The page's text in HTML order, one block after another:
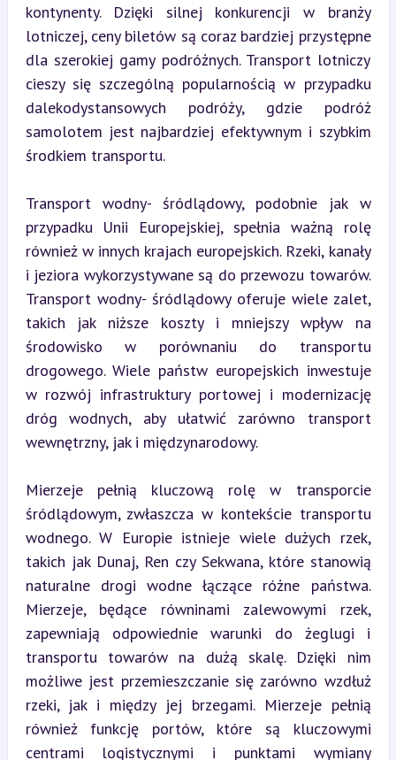
kontynenty. Dzięki silnej konkurencji w branży
lotniczej, ceny biletów są coraz bardziej przystępne
dla szerokiej gamy podróżnych. Transport lotniczy
cieszy się szczególną popularnością w przypadku
dalekodystansowych podróży, gdzie podróż
samolotem jest najbardziej efektywnym i szybkim
środkiem transportu.
Transport wodny- śródlądowy, podobnie jak w
przypadku Unii Europejskiej, spełnia ważną rolę
również w innych krajach europejskich. Rzeki, kanały
i jeziora wykorzystywane są do przewozu towarów.
Transport wodny- śródlądowy oferuje wiele zalet,
takich jak niższe koszty i mniejszy wpływ na
środowisko w porównaniu do transportu
drogowego. Wiele państw europejskich inwestuje
w rozwój infrastruktury portowej i modernizację
dróg wodnych, aby ułatwić zarówno transport
wewnętrzny, jak i międzynarodowy.
Mierzeje pełnią kluczową rolę w transporcie
śródlądowym, zwłaszcza w kontekście transportu
wodnego. W Europie istnieje wiele dużych rzek,
takich jak Dunaj, Ren czy Sekwana, które stanowią
naturalne drogi wodne łączące różne państwa.
Mierzeje, będące równinami zalewowymi rzek,
zapewniają odpowiednie warunki do żeglugi i
transportu towarów na dużą skalę. Dzięki nim
możliwe jest przemieszczanie się zarówno wzdłuż
rzeki, jak i między jej brzegami. Mierzeje pełnią
również funkcję portów, które są kluczowymi
centrami logistycznymi i punktami wymiany